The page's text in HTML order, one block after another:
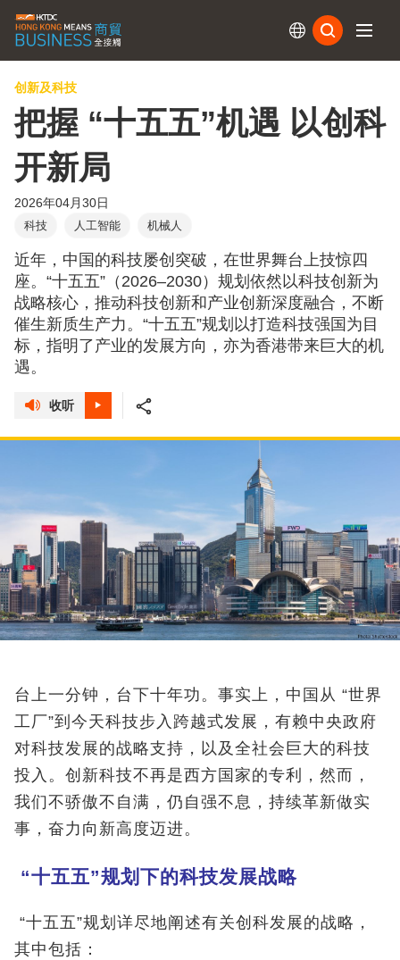
创新及科技
把握 “十五五”机遇 以创科
开新局
2026年04月30日
科技 人工智能 机械人
近年，中国的科技屡创突破，在世界舞台上技惊四
座。“十五五”（2026–2030）规划依然以科技创新为
战略核心，推动科技创新和产业创新深度融合，不断
催生新质生产力。“十五五”规划以打造科技强国为目
标，指明了产业的发展方向，亦为香港带来巨大的机
遇。
收听
台上一分钟，台下十年功。事实上，中国从 “世界
工厂”到今天科技步入跨越式发展，有赖中央政府
对科技发展的战略支持，以及全社会巨大的科技
投入。创新科技不再是西方国家的专利，然而，
我们不骄傲不自满，仍自强不息，持续革新做实
事，奋力向新高度迈进。
“十五五”规划下的科技发展战略
“十五五”规划详尽地阐述有关创科发展的战略，
其中包括：